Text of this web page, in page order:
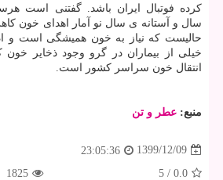
کرده فوتبال ایران باشد. گفتنی است
سال و آستانه ی سال نو آمار اهدای خون
حالیست که نیاز به خون همیشگی است و
خیلی از بیماران در گرو وجود ذخایر
انتقال خون سراسر کشور است.
منبع: عطر و تن
1399/12/09
23:05:36
0.0
/
5
1825